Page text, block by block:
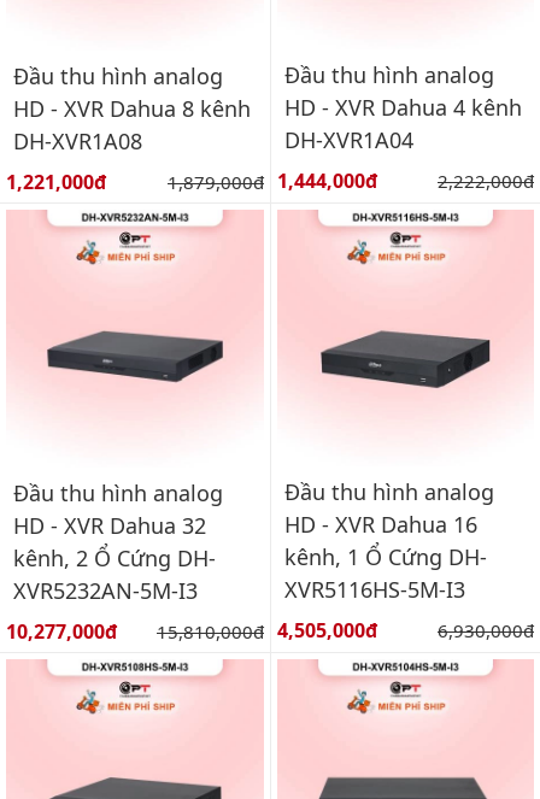
Đầu thu hình analog
HD - XVR Dahua 8 kênh
DH-XVR1A08
Giá bán:
1,221,000đ Giá gốc:
1,879,000đ
Đầu thu hình analog
HD - XVR Dahua 4 kênh
DH-XVR1A04
Giá bán:
1,444,000đ Giá gốc:
2,222,000đ
Đầu thu hình analog
HD - XVR Dahua 32
kênh, 2 Ổ Cứng DH-
XVR5232AN-5M-I3
Giá bán:
10,277,000đ Giá gốc:
15,810,000đ
Đầu thu hình analog
HD - XVR Dahua 16
kênh, 1 Ổ Cứng DH-
XVR5116HS-5M-I3
Giá bán:
4,505,000đ Giá gốc:
6,930,000đ